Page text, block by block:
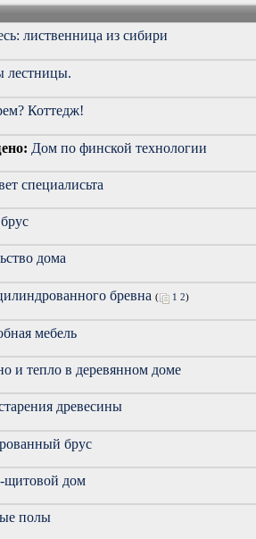
лиственница из сибири
лестницы.
Коттедж!
Дом по финской технологии
специалисьта
дома
бревна ( 1 2)
мебель
и тепло в деревянном доме
древесины
брус
щитовой дом
полы